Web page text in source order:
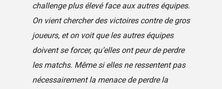
challengeplus élevé face aux autres équipes.
On vient chercher des victoires contre de gros
joueurs, et on voit que les autres équipes
doivent se forcer, qu’elles ont peur de perdre
les matchs. Même si elles ne ressentent pas
nécessairement la menace de perdre la